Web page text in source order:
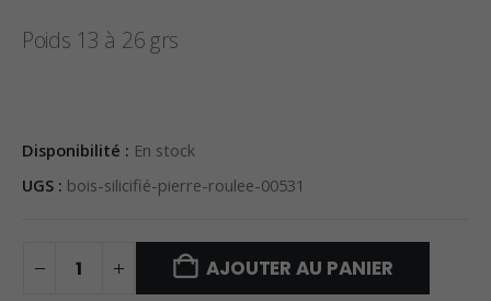
Poids 13 à 26 grs
Disponibilité : En stock
UGS : bois-silicifié-pierre-roulee-00531
AJOUTER AU PANIER